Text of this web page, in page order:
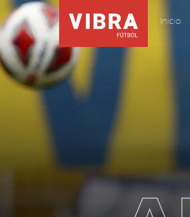
Inicio